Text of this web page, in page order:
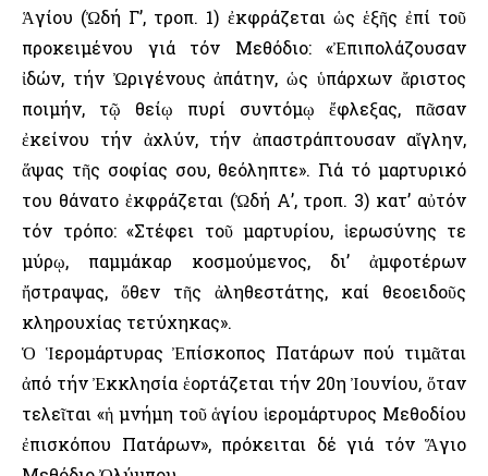
Ἁγίου (Ὠδή Γ’, τροπ. 1) ἐκφράζεται ὡς ἑξῆς ἐπί τοῦ
προκειμένου γιά τόν Μεθόδιο: «Ἐπιπολάζουσαν
ἰδών, τήν Ὠριγένους ἀπάτην, ὡς ὑπάρχων ἄριστος
ποιμήν, τῷ θείῳ πυρί συντόμῳ ἔφλεξας, πᾶσαν
ἐκείνου τήν ἀχλύν, τήν ἀπαστράπτουσαν αἴγλην,
ἅψας τῆς σοφίας σου, θεόληπτε». Γιά τό μαρτυρικό
του θάνατο ἐκφράζεται (Ὠδή Α’, τροπ. 3) κατ’ αὐτόν
τόν τρόπο: «Στέφει τοῦ μαρτυρίου, ἱερωσύνης τε
μύρῳ, παμμάκαρ κοσμούμενος, δι’ ἀμφοτέρων
ἤστραψας, ὅθεν τῆς ἀληθεστάτης, καί θεοειδοῦς
κληρουχίας τετύχηκας».
Ὁ Ἱερομάρτυρας Ἐπίσκοπος Πατάρων πού τιμᾶται
ἀπό τήν Ἐκκλησία ἑορτάζεται τήν 20η Ἰουνίου, ὅταν
τελεῖται «ἡ μνήμη τοῦ ἁγίου ἱερομάρτυρος Μεθοδίου
ἐπισκόπου Πατάρων», πρόκειται δέ γιά τόν Ἅγιο